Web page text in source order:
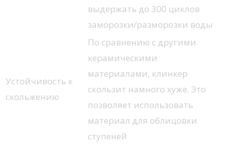
выдержать до 300 циклов
заморозки/разморозки воды
Устойчивость к
скольжению
По сравнению с другими
керамическими
материалами, клинкер
скользит намного хуже. Это
позволяет использовать
материал для облицовки
ступеней